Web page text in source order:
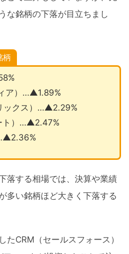
な銘柄の下落が目立ちまし
柄
ア）…▲1.89%
ックス）…▲2.29%
ト）…▲2.47%
落する相場では、決算や業績
多い銘柄ほど大きく下落する
たCRM（セールスフォース）